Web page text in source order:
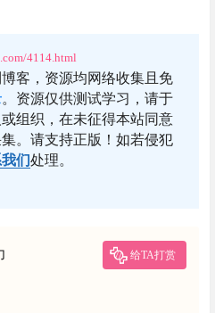
4114.html
客，资源均网络收集且免
。资源仅供测试学习，请于
组织，在未征得本站同意
。请支持正版！如若侵犯
们处理。
给TA打赏